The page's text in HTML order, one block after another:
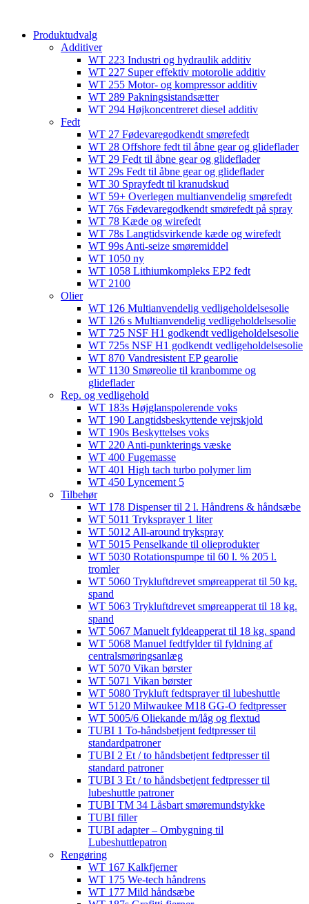
Produktudvalg
Additiver
WT 223 Industri og hydraulik additiv
WT 227 Super effektiv motorolie additiv
WT 255 Motor- og kompressor additiv
WT 289 Pakningsistandsætter
WT 294 Højkoncentreret diesel additiv
Fedt
WT 27 Fødevaregodkendt smørefedt
WT 28 Offshore fedt til åbne gear og glideflader
WT 29 Fedt til åbne gear og glideflader
WT 29s Fedt til åbne gear og glideflader
WT 30 Sprayfedt til kranudskud
WT 59+ Overlegen multianvendelig smørefedt​​
WT 76s Fødevaregodkendt smørefedt på spray​
WT 78 Kæde og wirefedt​
WT 78s Langtidsvirkende kæde og wirefedt​
WT 99s Anti-seize smøremiddel​
WT 1050 ny
WT 1058 Lithiumkompleks EP2 fedt​
WT 2100
Olier
WT 126 Multianvendelig vedligeholdelsesolie
WT 126 s Multianvendelig vedligeholdelsesolie
WT 725 NSF H1 godkendt vedligeholdelsesolie​
WT 725s NSF H1 godkendt vedligeholdelsesolie​
WT 870 Vandresistent EP gearolie​
WT 1130 Smøreolie til kranbomme og
glideflader​
Rep. og vedligehold
WT 183s Højglanspolerende voks
WT 190 Langtidsbeskyttende vejrskjold​
WT 190s Beskyttelses voks​
WT 220 Anti-punkterings væske
WT 400 Fugemasse
WT 401 High tach turbo polymer lim
WT 450 Lyncement 5
Tilbehør
WT 178 Dispenser til 2 l. Håndrens & håndsæbe
WT 5011 Tryksprayer 1 liter
WT 5012 All-around trykspray
WT 5015 Penselkande til olieprodukter
WT 5030 Rotationspumpe til 60 l. % 205 l.
tromler
WT 5060 Trykluftdrevet smøreapperat til 50 kg.
spand
WT 5063 Trykluftdrevet smøreapperat til 18 kg.
spand
WT 5067 Manuelt fyldeapperat til 18 kg. spand
WT 5068 Manuel fedtfylder til fyldning af
centralsmøringsanlæg
WT 5070 Vikan børster
WT 5071 Vikan børster
WT 5080 Trykluft fedtsprayer til lubeshuttle
WT 5120 Milwaukee M18 GG-O fedtpresser
WT 5005/6 Oliekande m/låg og flextud​
TUBI 1 To-håndsbetjent fedtpresser til
standardpatroner
TUBI 2 Et / to håndsbetjent fedtpresser til
standard patroner
TUBI 3 Et / to håndsbetjent fedtpresser til
lubeshuttle patroner
TUBI TM 34 Låsbart smøremundstykke
TUBI filler
TUBI adapter​ – Ombygning til
Lubeshuttlepatron
Rengøring
WT 167 Kalkfjerner
WT 175 We-tech håndrens
WT 177 Mild håndsæbe